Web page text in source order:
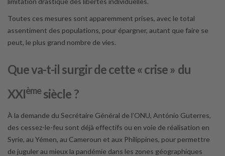
Toutes ces mesures sont apparemment prises, avec le total
assentiment des populations, pour épargner, autant que faire se
peut, le plus grand nombre de vies.
Que va-t-il surgir de cette « crise » du
XXIèmesiècle ?
À la demande du Secrétaire Général de l’ONU, António Guterres,
des cessez-le-feu sont déjà effectifs ou en voie de réalisation en
Syrie, au Yémen, au Cameroun et aux Philippines, pour permettre
de juguler au mieux la pandémie dans les zones géographiques